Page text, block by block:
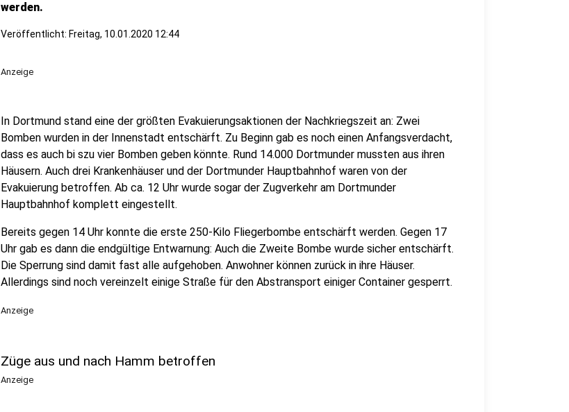
werden.
Veröffentlicht: Freitag, 10.01.2020 12:44
Anzeige
In Dortmund stand eine der größten Evakuierungsaktionen der Nachkriegszeit an: Zwei
Bomben wurden in der Innenstadt entschärft. Zu Beginn gab es noch einen Anfangsverdacht,
dass es auch bi szu vier Bomben geben könnte. Rund 14.000 Dortmunder mussten aus ihren
Häusern. Auch drei Krankenhäuser und der Dortmunder Hauptbahnhof waren von der
Evakuierung betroffen. Ab ca. 12 Uhr wurde sogar der Zugverkehr am Dortmunder
Hauptbahnhof komplett eingestellt.
Bereits gegen 14 Uhr konnte die erste 250-Kilo Fliegerbombe entschärft werden. Gegen 17
Uhr gab es dann die endgültige Entwarnung: Auch die Zweite Bombe wurde sicher entschärft.
Die Sperrung sind damit fast alle aufgehoben. Anwohner können zurück in ihre Häuser.
Allerdings sind noch vereinzelt einige Straße für den Abstransport einiger Container gesperrt.
Anzeige
Züge aus und nach Hamm betroffen
Anzeige